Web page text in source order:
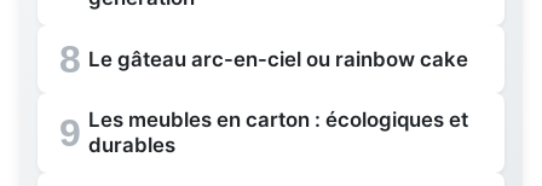
8 Le gâteau arc-en-ciel ou rainbow cake
9 Les meubles en carton : écologiques et
durables